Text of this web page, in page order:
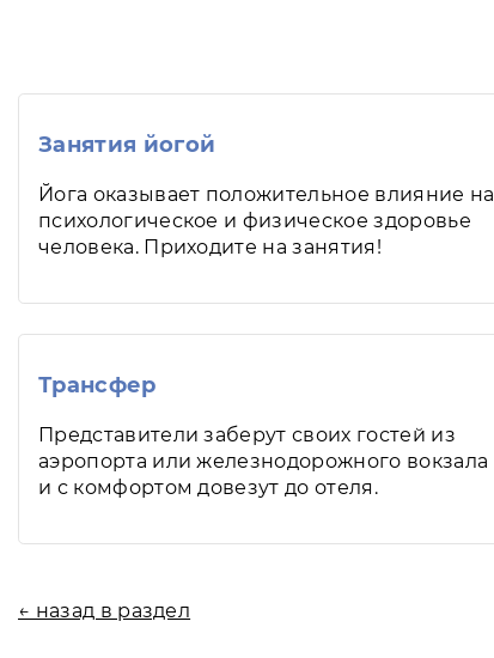
Занятия йогой
Йога оказывает положительное влияние на
психологическое и физическое здоровье
человека. Приходите на занятия!
Трансфер
Представители заберут своих гостей из
аэропорта или железнодорожного вокзала
и с комфортом довезут до отеля.
← назад в раздел